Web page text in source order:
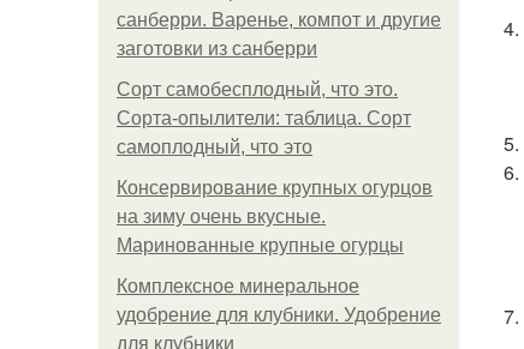
санберри. Варенье, компот и другие
заготовки из санберри
Сорт самобесплодный, что это.
Сорта-опылители: таблица. Сорт
самоплодный, что это
Консервирование крупных огурцов
на зиму очень вкусные.
Маринованные крупные огурцы
Комплексное минеральное
удобрение для клубники. Удобрение
для клубники